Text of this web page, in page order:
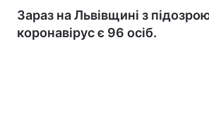
Зараз на Львівщині з
коронавірус є 96 осіб.